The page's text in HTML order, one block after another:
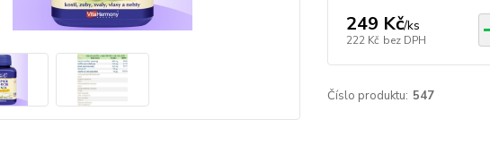
249 Kč/ks
222 Kč bez DPH
Číslo produktu: 547